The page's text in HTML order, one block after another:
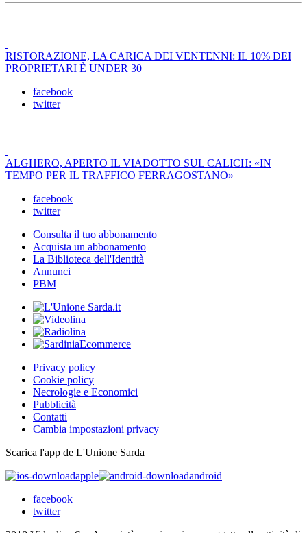
RISTORAZIONE, LA CARICA DEI VENTENNI: IL 10% DEI
PROPRIETARI È UNDER 30
facebook
twitter
ALGHERO, APERTO IL VIADOTTO SUL CALICH: «IN
TEMPO PER IL TRAFFICO FERRAGOSTANO»
facebook
twitter
Consulta il tuo abbonamento
Acquista un abbonamento
La Biblioteca dell'Identità
Annunci
PBM
Privacy policy
Cookie policy
Necrologie e Economici
Pubblicità
Contatti
Cambia impostazioni privacy
Scarica l'app de L'Unione Sarda
apple
android
facebook
twitter